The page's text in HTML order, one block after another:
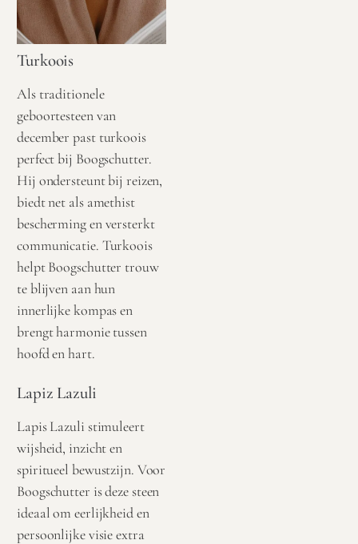
Turkoois
Als traditionele
geboortesteen van
december past turkoois
perfect bij Boogschutter.
Hij ondersteunt bij reizen,
biedt net als amethist
bescherming en versterkt
communicatie. Turkoois
helpt Boogschutter trouw
te blijven aan hun
innerlijke kompas en
brengt harmonie tussen
hoofd en hart.
Lapiz Lazuli
Lapis Lazuli stimuleert
wijsheid, inzicht en
spiritueel bewustzijn. Voor
Boogschutter is deze steen
ideaal om eerlijkheid en
persoonlijke visie extra